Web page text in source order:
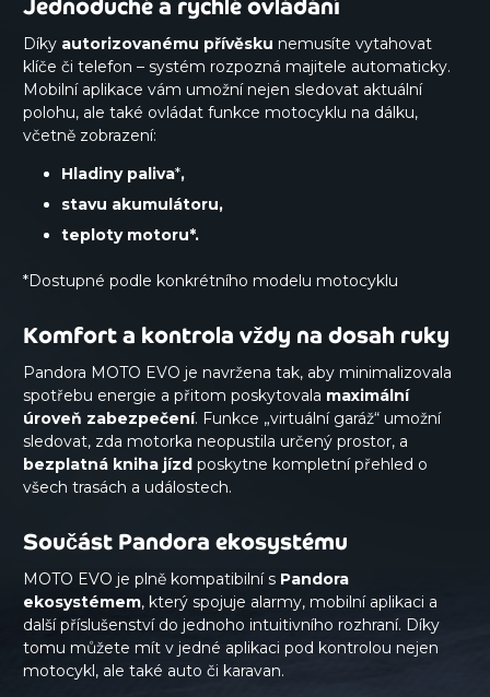
Jednoduché a rychlé ovládání
Díky autorizovanému přívěsku nemusíte vytahovat
klíče či telefon – systém rozpozná majitele automaticky.
Mobilní aplikace vám umožní nejen sledovat aktuální
polohu, ale také ovládat funkce motocyklu na dálku,
včetně zobrazení:
Hladiny paliva*,
stavu akumulátoru,
teploty motoru*.
*Dostupné podle konkrétního modelu motocyklu
Komfort a kontrola vždy na dosah ruky
Pandora MOTO EVO je navržena tak, aby minimalizovala
spotřebu energie a přitom poskytovala maximální
úroveň zabezpečení. Funkce „virtuální garáž“ umožní
sledovat, zda motorka neopustila určený prostor, a
bezplatná kniha jízd poskytne kompletní přehled o
všech trasách a událostech.
Součást Pandora ekosystému
MOTO EVO je plně kompatibilní s Pandora
ekosystémem, který spojuje alarmy, mobilní aplikaci a
další příslušenství do jednoho intuitivního rozhraní. Díky
tomu můžete mít v jedné aplikaci pod kontrolou nejen
motocykl, ale také auto či karavan.